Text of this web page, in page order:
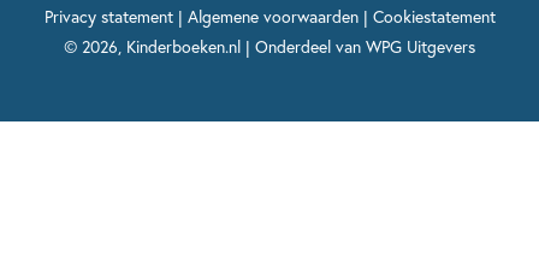
Maxi & Helium
Voor het onderwijs
Privacy statement| Algemene voorwaarden| Cookiestatement
© 2026, Kinderboeken.nl | Onderdeel van WPG Uitgevers